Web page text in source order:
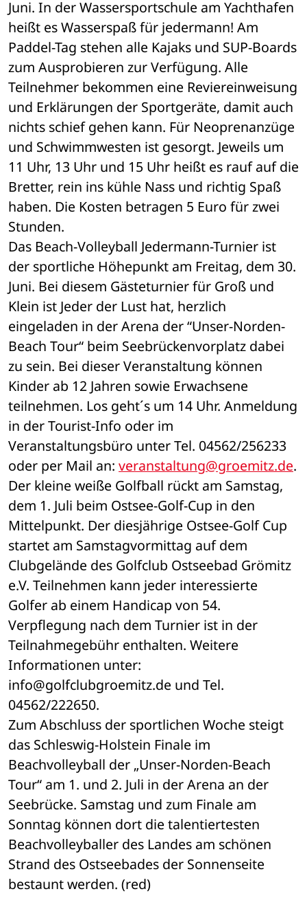
Juni. In der Wassersportschule am Yachthafen
heißt es Wasserspaß für jedermann! Am
Paddel-Tag stehen alle Kajaks und SUP-Boards
zum Ausprobieren zur Verfügung. Alle
Teilnehmer bekommen eine Reviereinweisung
und Erklärungen der Sportgeräte, damit auch
nichts schief gehen kann. Für Neoprenanzüge
und Schwimmwesten ist gesorgt. Jeweils um
11 Uhr, 13 Uhr und 15 Uhr heißt es rauf auf die
Bretter, rein ins kühle Nass und richtig Spaß
haben. Die Kosten betragen 5 Euro für zwei
Stunden.
Das Beach-Volleyball Jedermann-Turnier ist
der sportliche Höhepunkt am Freitag, dem 30.
Juni. Bei diesem Gästeturnier für Groß und
Klein ist Jeder der Lust hat, herzlich
eingeladen in der Arena der “Unser-Norden-
Beach Tour“ beim Seebrückenvorplatz dabei
zu sein. Bei dieser Veranstaltung können
Kinder ab 12 Jahren sowie Erwachsene
teilnehmen. Los geht´s um 14 Uhr. Anmeldung
in der Tourist-Info oder im
Veranstaltungsbüro unter Tel. 04562/256233
oder per Mail an: veranstaltung@groemitz.de.
Der kleine weiße Golfball rückt am Samstag,
dem 1. Juli beim Ostsee-Golf-Cup in den
Mittelpunkt. Der diesjährige Ostsee-Golf Cup
startet am Samstagvormittag auf dem
Clubgelände des Golfclub Ostseebad Grömitz
e.V. Teilnehmen kann jeder interessierte
Golfer ab einem Handicap von 54.
Verpflegung nach dem Turnier ist in der
Teilnahmegebühr enthalten. Weitere
Informationen unter:
info@golfclubgroemitz.de und Tel.
04562/222650.
Zum Abschluss der sportlichen Woche steigt
das Schleswig-Holstein Finale im
Beachvolleyball der „Unser-Norden-Beach
Tour“ am 1. und 2. Juli in der Arena an der
Seebrücke. Samstag und zum Finale am
Sonntag können dort die talentiertesten
Beachvolleyballer des Landes am schönen
Strand des Ostseebades der Sonnenseite
bestaunt werden. (red)